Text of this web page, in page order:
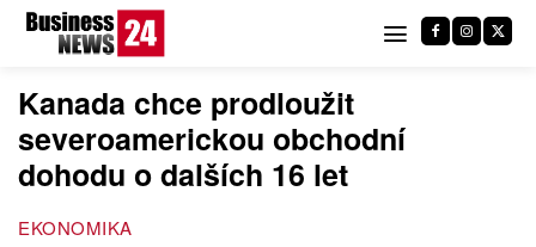
Kanada chce prodloužit
severoamerickou obchodní
dohodu o dalších 16 let
EKONOMIKA